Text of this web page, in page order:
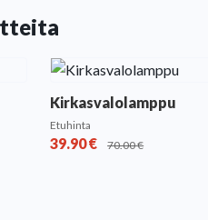
Kirkasvalolamppu
Etuhinta
39.90€ 70.00€